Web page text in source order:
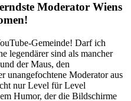
Moderator Wiens
Gemeinde! Darf ich
legendärer sind als mancher
der Maus, den
unangefochtene Moderator aus
nur Level für Level
Humor, der die Bildschirme